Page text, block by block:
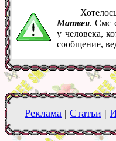
Матвея. Смс
у человека,
сообщение,
Реклама | Статьи |